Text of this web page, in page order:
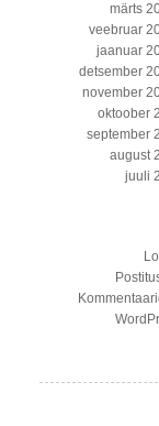
märts
veebruar
jaanuar
detsember
november
oktoober
september
august
juuli